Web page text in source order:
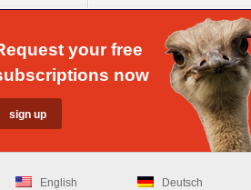
your free
now
English Deutsch